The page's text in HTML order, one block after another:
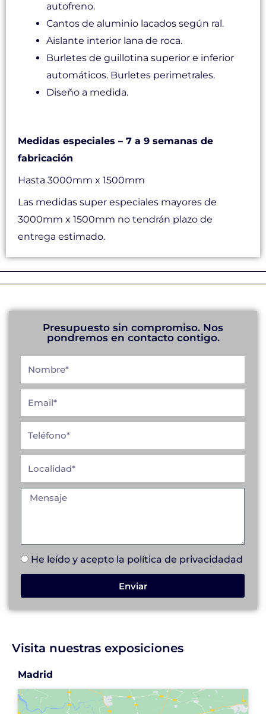
autofreno.
Cantos de aluminio lacados según ral.
Aislante interior lana de roca.
Burletes de guillotina superior e inferior
automáticos. Burletes perimetrales.
Diseño a medida.
Medidas especiales – 7 a 9 semanas de
fabricación
Hasta 3000mm x 1500mm
Las medidas super especiales mayores de
3000mm x 1500mm no tendrán plazo de
entrega estimado.
Presupuesto sin compromiso. Nos
pondremos en contacto contigo.
He leído y acepto la política de privacidadad
Enviar
Visita nuestras exposiciones
Madrid